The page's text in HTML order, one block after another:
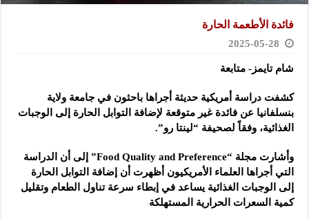
فائدة الأطعمة الحارة
2025-05-28
شام تايمز- متابعة
كشفت دراسة أمريكية حديثة أجراها باحثون في جامعة ولاية
بنسلفانيا عن فائدة غير متوقعة لإضافة التوابل الحارة إلى الوجبات
الغذائية، وفقاً لصحيفة “لينتا رو”.
وأشارت مجلة “Food Quality and Preference” إلى أن الدراسة
التي أجراها العلماء الأمريكيون أظهرت أن إضافة التوابل الحارة
إلى الوجبات الغذائية يساعد في إبطاء سرعة تناول الطعام وتقليل
كمية السعرات الحرارية المستهلكة